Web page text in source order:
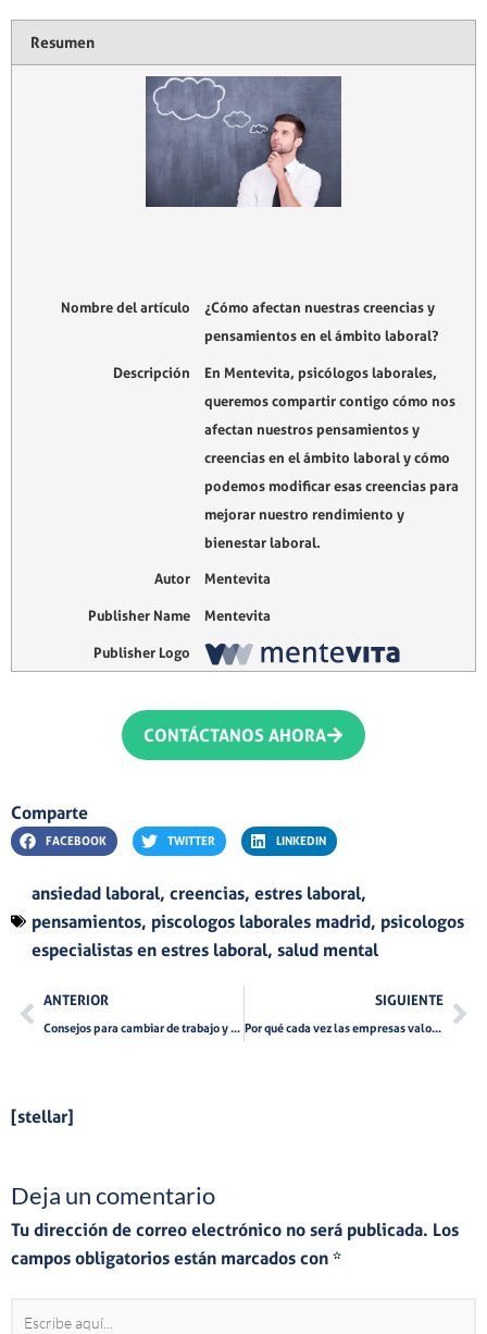
Resumen
Nombre del artículo
¿Cómo afectan nuestras creencias y
pensamientos en el ámbito laboral?
Descripción
En Mentevita, psicólogos laborales,
queremos compartir contigo cómo nos
afectan nuestros pensamientos y
creencias en el ámbito laboral y cómo
podemos modificar esas creencias para
mejorar nuestro rendimiento y
bienestar laboral.
Autor Mentevita
Publisher Name Mentevita
Publisher Logo
CONTÁCTANOS AHORA
Comparte
FACEBOOK TWITTER LINKEDIN
ansiedad laboral, creencias, estres laboral,
pensamientos, piscologos laborales madrid, psicologos
especialistas en estres laboral, salud mental
AntANTERIOR
Consejos para cambiar de trabajo y no sufrir en el intento
SIGUIENTE
Por qué cada vez las empresas valoran más las soft skills
[stellar]
Deja un comentario
Tu dirección de correo electrónico no será publicada. Los
campos obligatorios están marcados con *